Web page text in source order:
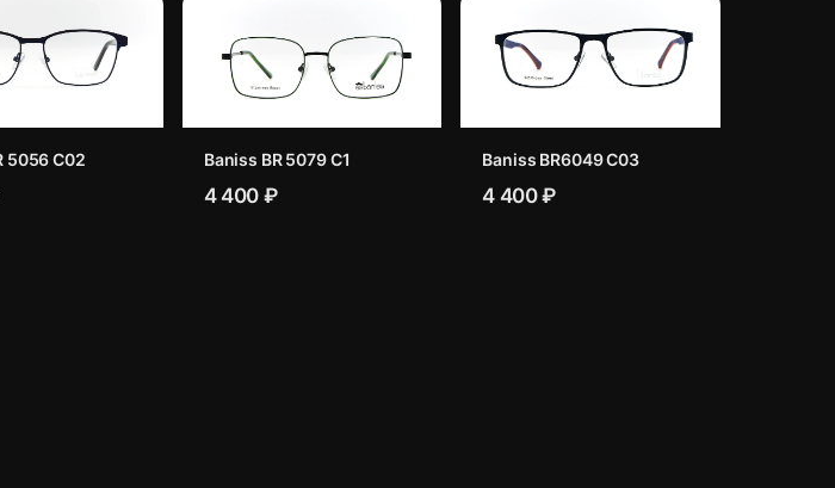
5056 C02 Baniss BR 5079 C1
4 400 ₽
Baniss BR6049 C03
4 400 ₽